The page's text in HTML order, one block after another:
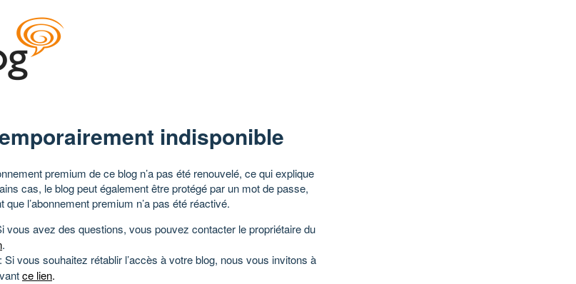
indisponible
premium de ce blog n’a pas été renouvelé, ce qui explique
cas, le blog peut également être protégé par un mot de passe,
l’abonnement premium n’a pas été réactivé.
vous avez des questions, vous pouvez contacter le propriétaire du
.
: Si vous souhaitez rétablir l’accès à votre blog, nous vous invitons à
ce lien.